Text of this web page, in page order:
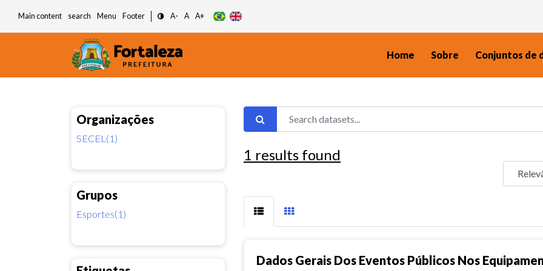
Main content search Menu Footer A- A A+
Home Sobre Conjuntos de
Organizações
SECEL(1)
Grupos
Esportes(1)
1 results found
Dados Gerais Dos Eventos Públicos Nos